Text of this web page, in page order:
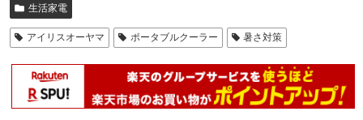
生活家電
アイリスオーヤマ ポータブルクーラー 暑さ対策